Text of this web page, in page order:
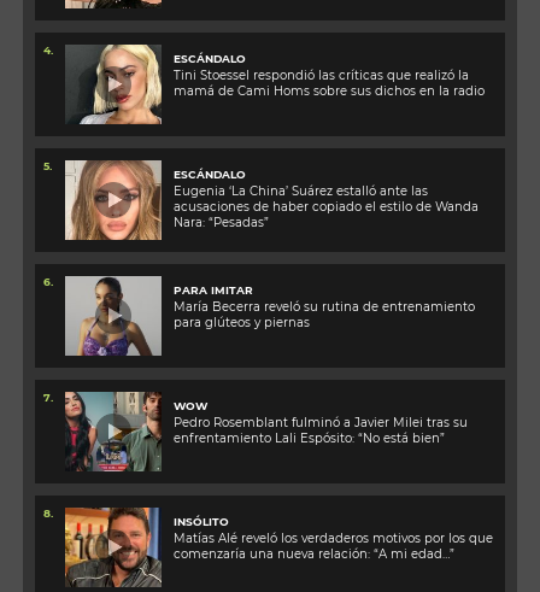
4.
ESCÁNDALO
Tini Stoessel respondió las críticas que realizó la
mamá de Cami Homs sobre sus dichos en la radio
5.
ESCÁNDALO
Eugenia ‘La China’ Suárez estalló ante las
acusaciones de haber copiado el estilo de Wanda
Nara: “Pesadas”
6.
PARA IMITAR
María Becerra reveló su rutina de entrenamiento
para glúteos y piernas
7.
WOW
Pedro Rosemblant fulminó a Javier Milei tras su
enfrentamiento Lali Espósito: “No está bien”
8.
INSÓLITO
Matías Alé reveló los verdaderos motivos por los que
comenzaría una nueva relación: “A mi edad…”